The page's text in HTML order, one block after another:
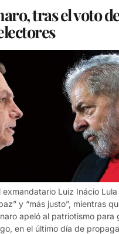
tras el voto
exmandatario Luiz Inácio
y “más justo”, mientras
apeló al patriotismo para
en el último día de